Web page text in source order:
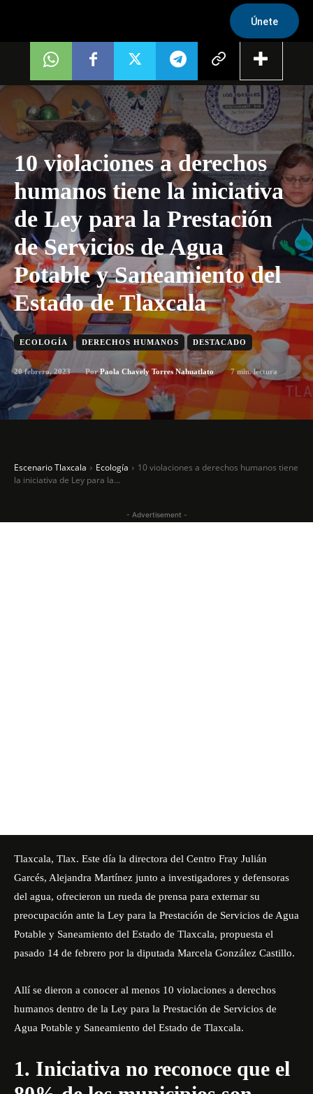
Únete
10 violaciones a derechos
humanos tiene la iniciativa
de Ley para la Prestación
de Servicios de Agua
Potable y Saneamiento del
Estado de Tlaxcala
ECOLOGÍA DERECHOS HUMANOS DESTACADO
20 febrero, 2023 Por Paola Chavely Torres Nahuatlato 7min. lectura
Escenario Tlaxcala Ecología
10 violaciones a derechos humanos tiene
la iniciativa de Ley para la...
- Advertisement -
Tlaxcala, Tlax. Este día la directora del Centro Fray Julián
Garcés, Alejandra Martínez junto a investigadores y defensoras
del agua, ofrecieron un rueda de prensa para externar su
preocupación ante la Ley para la Prestación de Servicios de Agua
Potable y Saneamiento del Estado de Tlaxcala, propuesta el
pasado 14 de febrero por la diputada Marcela González Castillo.
Allí se dieron a conocer al menos 10 violaciones a derechos
humanos dentro de la Ley para la Prestación de Servicios de
Agua Potable y Saneamiento del Estado de Tlaxcala.
1. Iniciativa no reconoce que el